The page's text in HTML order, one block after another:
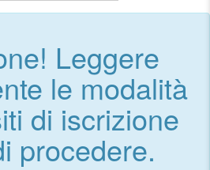
Leggere
le modalità
di iscrizione
procedere.